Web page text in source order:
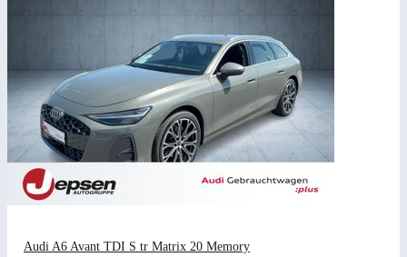
Audi A6 Avant TDI S tr Matrix 20 Memory